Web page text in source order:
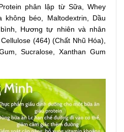
phân lập từ Sữa, Whey
không béo, Maltodextrin, Dầu
Hương tự nhiên và nhân
(464) (Chất Nhũ Hóa),
Sucralose, Xanthan Gum